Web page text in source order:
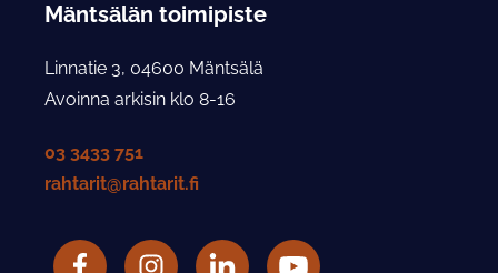
Mäntsälän toimipiste
Linnatie 3, 04600 Mäntsälä
Avoinna arkisin klo 8-16
03 3433 751
rahtarit@rahtarit.fi